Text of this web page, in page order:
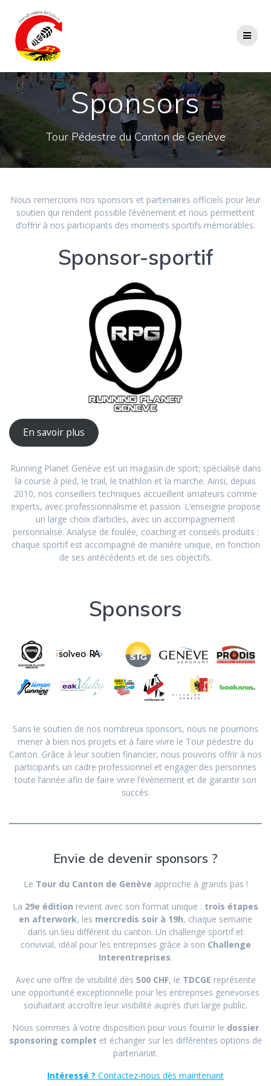
Sponsors
Tour Pédestre du Canton de Genève
Nous remercions nos sponsors et partenaires officiels pour leur
soutien qui rendent possible l’évènement et nous permettent
d’offrir à nos participants des moments sportifs mémorables.
Sponsor-sportif
En savoir plus
Running Planet Genève est un magasin de sport; spécialisé dans
la course à pied, le trail, le triathlon et la marche. Ainsi, depuis
2010, nos conseillers techniques accueillent amateurs comme
experts, avec professionnalisme et passion. L’enseigne propose
un large choix d’articles, avec un accompagnement
personnalisé. Analyse de foulée, coaching et conseils produits ;
chaque sportif est accompagné de manière unique, en fonction
de ses antécédents et de ses objectifs.
Sponsors
Sans le soutien de nos nombreux sponsors, nous ne pourrions
mener à bien nos projets et à faire vivre le Tour pédestre du
Canton. Grâce à leur soutien financier, nous pouvons offrir à nos
participants un cadre professionnel et engager des personnes
toute l’année afin de faire vivre l’évènement et de garantir son
succès.
Envie de devenir sponsors ?
Le Tour du Canton de Genève approche à grands pas !
La 29e édition revient avec son format unique : trois étapes
en afterwork, les mercredis soir à 19h, chaque semaine
dans un lieu différent du canton. Un challenge sportif et
convivial, idéal pour les entreprises grâce à son Challenge
Interentreprises.
Avec une offre de visibilité dès 500 CHF, le TDCGE représente
une opportunité exceptionnelle pour les entreprises genevoises
souhaitant accroître leur visibilité auprès d’un large public.
Nous sommes à votre disposition pour vous fournir le dossier
sponsoring complet et échanger sur les différentes options de
partenariat.
Intéressé ? Contactez-nous dès maintenant